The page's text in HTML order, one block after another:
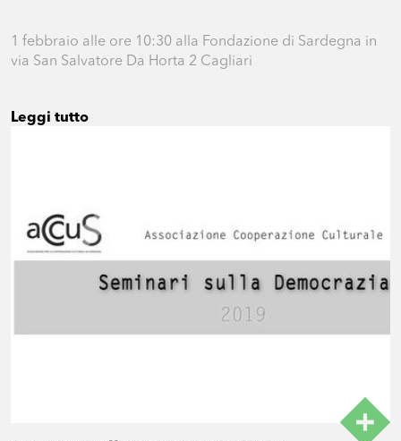
1 febbraio alle ore 10:30 alla Fondazione di Sardegna in
via San Salvatore Da Horta 2 Cagliari
Leggi tutto